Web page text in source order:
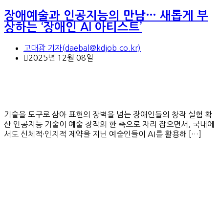
장애예술과 인공지능의 만남… 새롭게 부
상하는 ‘장애인 AI 아티스트’
고대광 기자(daebal@kdjob.co.kr)
2025년 12월 08일
기술을 도구로 삼아 표현의 장벽을 넘는 장애인들의 창작 실험 확
산 인공지능 기술이 예술 창작의 한 축으로 자리 잡으면서, 국내에
서도 신체적·인지적 제약을 지닌 예술인들이 AI를 활용해 […]